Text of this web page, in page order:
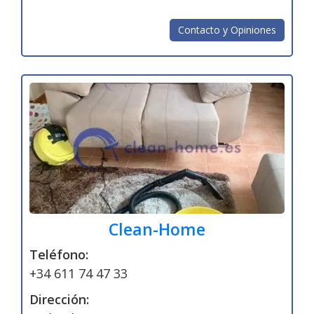
Contacto y Opiniones
Clean-Home
Teléfono:
+34 611 74 47 33
Dirección: